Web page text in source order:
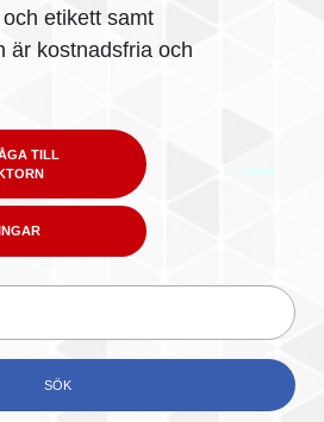
etikett samt
är kostnadsfria och
TILL